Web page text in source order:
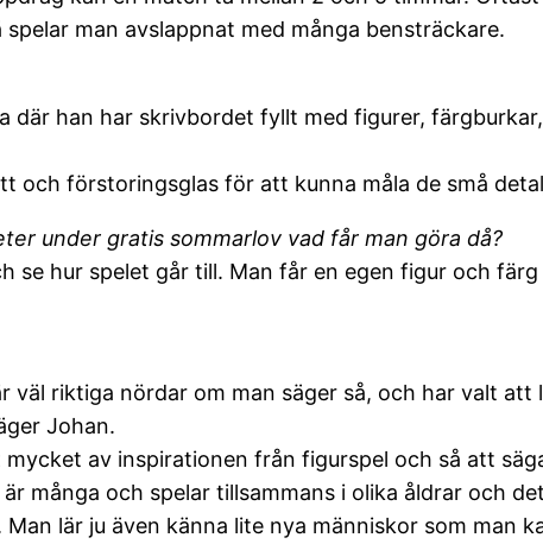
man avslappnat med många bensträckare.
där han har skrivbordet fyllt med figurer,
och förstoringsglas för att kunna måla de små
under gratis sommarlov vad får man göra då?
se hur spelet går till. Man får en egen figur och
väl riktiga nördar om man säger så, och har valt
Johan.
av inspirationen från figurspel och så att
många och spelar tillsammans i olika åldrar och
lär ju även känna lite nya människor som man